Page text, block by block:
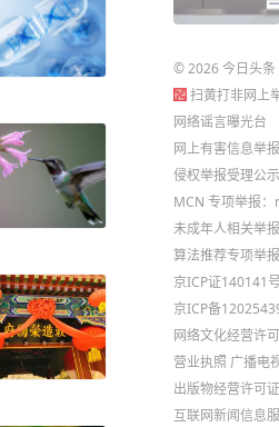
©2026今日头条
扫黄打非网上
网络谣言曝光台
网上有害信息举报
侵权举报受理公示
MCN 专项举报
未成年人相关举
算法推荐专项举
京ICP证140141号
京ICP备
网络文化经营许
营业执照 广播电
出版物经营许可证
互联网新闻信息